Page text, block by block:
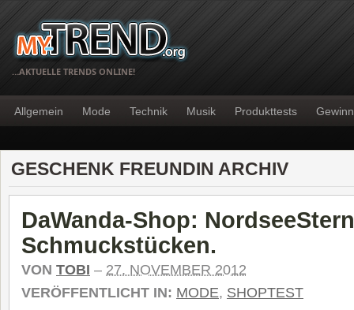
…AKTUELLE TRENDS ONLINE!
Allgemein Mode Technik Musik Produkttests
GESCHENK FREUNDIN ARCHIV
DaWanda-Shop:
Schmuckstücken.
VON TOBI – 27. NOVEMBER 2012
VERÖFFENTLICHT IN: MODE, SHOPTEST